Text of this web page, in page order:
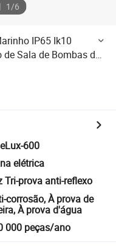
1/6
IP65 Ik10
Sala de Bombas de
Offshore
600
elétrica
Tri-prova anti-reflexo
corrosão, À prova de
À prova d'água
000 peças/ano